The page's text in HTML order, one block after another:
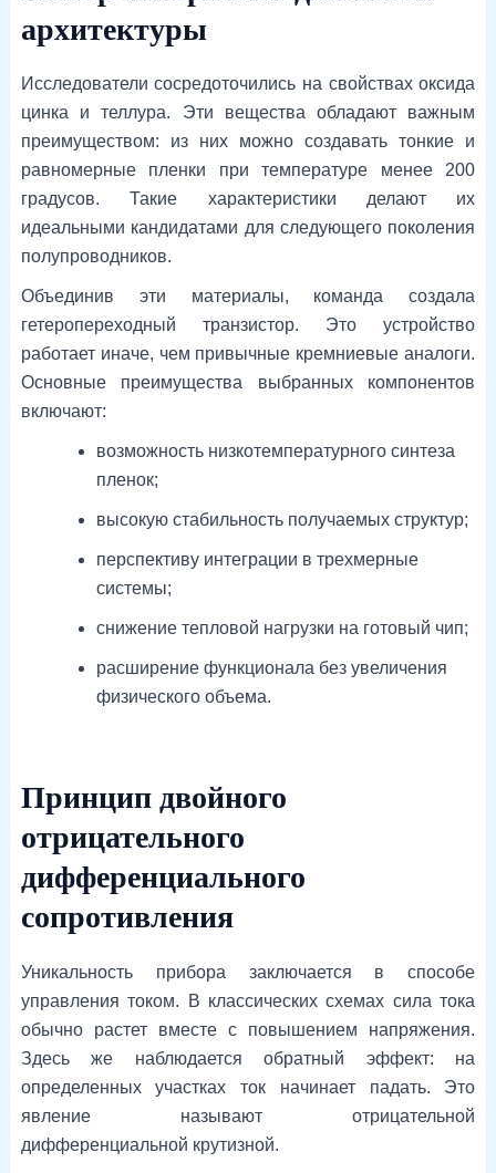
архитектуры
Исследователи сосредоточились на свойствах оксида
цинка и теллура. Эти вещества обладают важным
преимуществом: из них можно создавать тонкие и
равномерные пленки при температуре менее 200
градусов. Такие характеристики делают их
идеальными кандидатами для следующего поколения
полупроводников.
Объединив эти материалы, команда создала
гетеропереходный транзистор. Это устройство
работает иначе, чем привычные кремниевые аналоги.
Основные преимущества выбранных компонентов
включают:
возможность низкотемпературного синтеза
пленок;
высокую стабильность получаемых структур;
перспективу интеграции в трехмерные
системы;
снижение тепловой нагрузки на готовый чип;
расширение функционала без увеличения
физического объема.
Принцип двойного
отрицательного
дифференциального
сопротивления
Уникальность прибора заключается в способе
управления током. В классических схемах сила тока
обычно растет вместе с повышением напряжения.
Здесь же наблюдается обратный эффект: на
определенных участках ток начинает падать. Это
явление называют отрицательной
дифференциальной крутизной.